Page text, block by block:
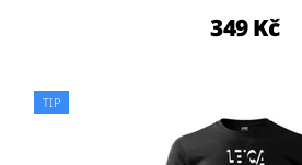
349 Kč
TIP